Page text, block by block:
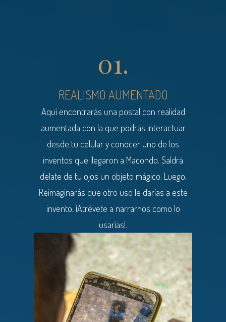
01.
REALISMO AUMENTADO
Aquí encontrarás una postal con realidad
aumentada con la que podrás interactuar
desde tu celular y conocer uno de los
inventos que llegaron a Macondo. Saldrá
delate de tu ojos un objeto mágico. Luego,
Reimaginarás que otro uso le darías a este
invento, ¡Atrévete a narrarnos como lo
usarías!.